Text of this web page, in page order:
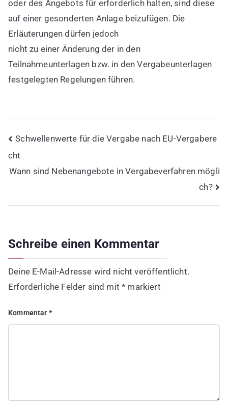
oder des Angebots für erforderlich halten, sind diese
auf einer gesonderten Anlage beizufügen. Die
Erläuterungen dürfen jedoch
nicht zu einer Änderung der in den
Teilnahmeunterlagen bzw. in den Vergabeunterlagen
festgelegten Regelungen führen.
Beitragsnavigation
Schwellenwerte für die Vergabe nach EU-Vergabere
cht
Wann sind Nebenangebote in Vergabeverfahren mögli
ch?
Schreibe einen Kommentar
Deine E-Mail-Adresse wird nicht veröffentlicht.
Erforderliche Felder sind mit* markiert
Kommentar *